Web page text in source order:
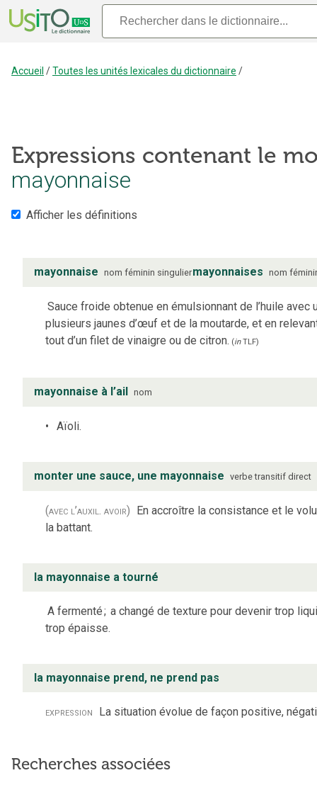
Accueil /Toutes les unités lexicales du dictionnaire /
Expressions contenant le
mayonnaise
Afficher les définitions
mayonnaise nom féminin singuliermayonnaises nom
Sauce froide obtenue en émulsionnant de l’huile avec
plusieurs jaunes d’œuf et de la moutarde, et en
tout d’un filet de vinaigre ou de citron. (inTLF)
mayonnaise à l’ail nom
Aïoli.
monter une sauce, une mayonnaise verbe transitif direct
(avec l’auxil. avoir) En accroître la consistance et le
la battant.
la mayonnaise a tourné
A fermenté; a changé de texture pour devenir trop
trop épaisse.
la mayonnaise prend, ne prend pas
expression La situation évolue de façon positive,
Recherches associées